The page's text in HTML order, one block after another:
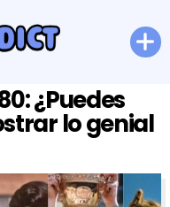
¿Puedes
lo genial